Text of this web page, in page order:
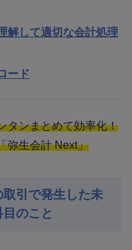
解して適切な会計処理
ード
タンまとめて効率化！
弥生会計 Next」
引で発生した未
のこと